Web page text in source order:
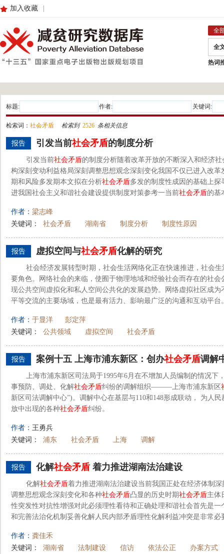
加入收藏
全
全
热词
标题: 作者: 关键词:
检索词： 社会矛盾 检索到 2526 条相关信息
报告 引发当前社会矛盾的制度分析
引发当前社会矛盾的制度分析随着改革开放的不断深入和经济
构深刻变动利益格局深刻调整思想观念深刻变化我国不仅已进入改
期和风险多发期本文拟在分析社会矛盾多发的制度性成因的基础上探
进我国社会主义和谐社会建设提供制度对策参考一当前社会矛盾的基
作者： 梁志峰
关键词：
社会矛盾 湖南省 制度分析 制度性原因
报告 虚拟空间与社会矛盾化解的研究
社会经济发展转型时期，社会生活网络化正在快速推进，社会
要角色。网络社会的来临，使囿于物理地域和经验社会而存在的社
现公共空间虚拟化和私人空间公共化的发展趋势。网络虚拟社区成
平等交流的主要场域，也是最有活力、影响最广泛的沟通和互动平
作者： 于显洋
彭定萍
关键词：
公共领域 虚拟空间 社会矛盾
报告 案例十五 上海市浦东新区：创办社会矛盾调解
上海市浦东新区司法局于1995年6月在不增加人员编制的情况下
事预防、调处、化解社会矛盾纠纷的调解组织———上海市浦东新区
新区司法调解中心”)。调解中心在基层与110和148形成联动， 为人
放中出现的各种社会矛盾纠纷。
作者： 王勇兵
关键词：
浦东 社会矛盾 上海 调解
报告 化解社会矛盾 着力推进湖南法治建设
化解社会矛盾着力推进湖南法治建设当前我国正处在经济体制
调整思想观念深刻变化和各种社会矛盾凸显的历史时期社会矛盾主体
性突发性对抗性增强对此必须理性看待和正确处理和谐社会首先是
和完善法治化机制妥善化解人民内部矛盾理性化解利益冲突是非常
作者： 龚佳禾
关键词：
湖南省 法制建设 信访 依法公正 办案方式